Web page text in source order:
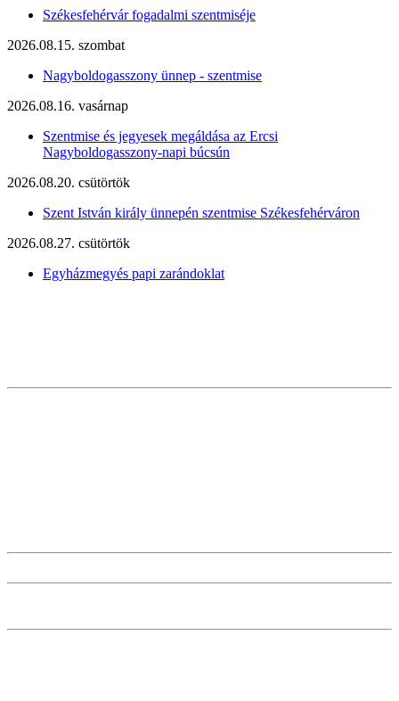
Székesfehérvár fogadalmi szentmiséje
2026.08.15. szombat
Nagyboldogasszony ünnep - szentmise
2026.08.16. vasárnap
Szentmise és jegyesek megáldása az Ercsi
Nagyboldogasszony-napi búcsún
2026.08.20. csütörtök
Szent István király ünnepén szentmise Székesfehérváron
2026.08.27. csütörtök
Egyházmegyés papi zarándoklat